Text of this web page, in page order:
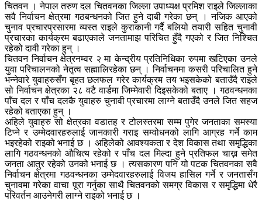
चितवन । नेपाल तरुण दल चितवनका जिल्ला उपाध्यक्ष प्रमिश राइले जिल्लाका
सवै निर्वाचन क्षेत्रमा गठबन्धनको जित हुने दाबी गरेका छन् । नजिक आएको
चुनाव प्रचारप्रसारमा व्यस्त राइले कुराकानी गर्दै बलियो तयारी सहित चुनावी
प्रचारका कार्यक्रम बढाएकाले जनतामाझ परिचित हुँदै गएको र जित निश्चित
रहेको दावी गरेका हुन् ।
चितवन निर्वाचन क्षेत्रनम्वर २ मा केन्द्रीय प्रतिनिधिका रुपमा खटिएका उनले
युवा परिचालनको नेतृत्व सह्मालिरहेका छन् । निर्वाचनमा कसरी परिचालित हुने
भन्नेवारे युवाहरुसँग बृहत छलफल गरेर कार्यक्रम तय भइसकेको बताउँदै राइले
सो निर्वाचन क्षेत्रका २८ वटै वार्डमा जिम्मेवारी दिइसकेको बताए । गठवन्धनका
पाँच दल र पाँच दलकै युवाहरु चुनावी प्रचारमा लाग्ने बताउँदै उनले जित सहज
रहेको बताएका हुन् ।
अहिले युवाहरु सो क्षेत्रका वडातह र टोलस्तरमा सम्म पुगेर जनताका समस्या
टिप्ने र उम्मेदवारहरुलाई जानकारी गराइ सम्वोधनको लागि आग्रह गर्ने काम
भइरहेको राइको भनाई छ । अहिलेको आवश्यकता र देश विकास तथा समृद्धिका
लागि गठवन्धनको औचित्य रहेको र पाँच दल मिल्दा हुने प्रतिफल चाख्न समेत
जनता आतुर रहेको उनको भनाई छ । त्यसकारण पनि यो पटक चितवनका सवै
निर्वाचन क्षेत्रमा गठवन्धनका उम्मेदवारहरुलाई विजय हासिल गर्ने र जनतासँग
चुनावमा गरेका वाचा पूरा गर्नुका साथै चितवनको समग्र विकास र समृद्धिमा धेरै
परिवर्तन आउनेगरी लाग्ने राइको भनाई छ ।